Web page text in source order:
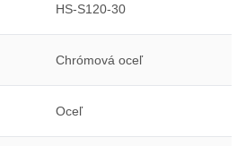
HS-S120-30
Chrómová oceľ
Oceľ